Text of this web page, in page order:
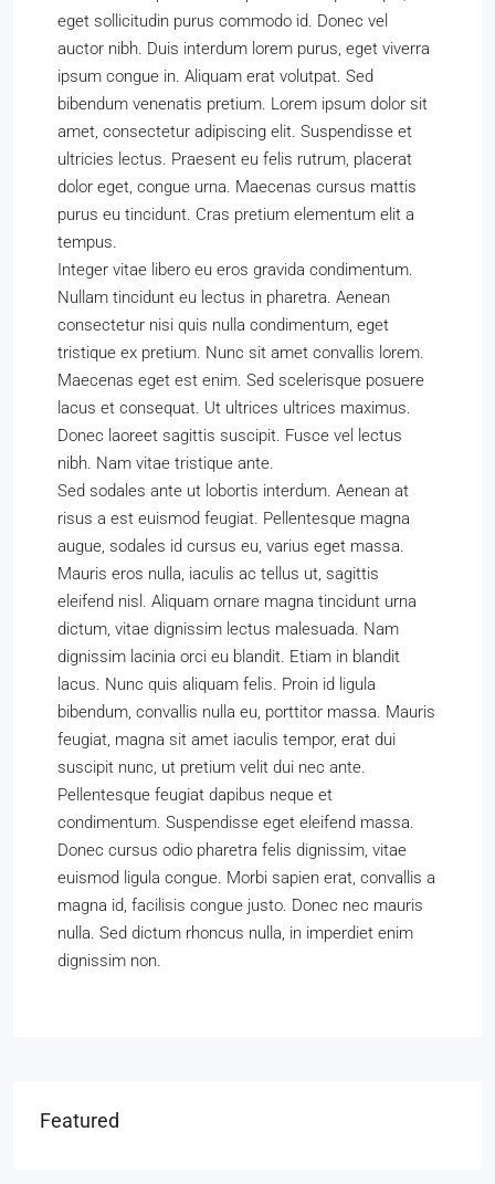
eget sollicitudin purus commodo id. Donec vel
auctor nibh. Duis interdum lorem purus, eget viverra
ipsum congue in. Aliquam erat volutpat. Sed
bibendum venenatis pretium. Lorem ipsum dolor sit
amet, consectetur adipiscing elit. Suspendisse et
ultricies lectus. Praesent eu felis rutrum, placerat
dolor eget, congue urna. Maecenas cursus mattis
purus eu tincidunt. Cras pretium elementum elit a
tempus.
Integer vitae libero eu eros gravida condimentum.
Nullam tincidunt eu lectus in pharetra. Aenean
consectetur nisi quis nulla condimentum, eget
tristique ex pretium. Nunc sit amet convallis lorem.
Maecenas eget est enim. Sed scelerisque posuere
lacus et consequat. Ut ultrices ultrices maximus.
Donec laoreet sagittis suscipit. Fusce vel lectus
nibh. Nam vitae tristique ante.
Sed sodales ante ut lobortis interdum. Aenean at
risus a est euismod feugiat. Pellentesque magna
augue, sodales id cursus eu, varius eget massa.
Mauris eros nulla, iaculis ac tellus ut, sagittis
eleifend nisl. Aliquam ornare magna tincidunt urna
dictum, vitae dignissim lectus malesuada. Nam
dignissim lacinia orci eu blandit. Etiam in blandit
lacus. Nunc quis aliquam felis. Proin id ligula
bibendum, convallis nulla eu, porttitor massa. Mauris
feugiat, magna sit amet iaculis tempor, erat dui
suscipit nunc, ut pretium velit dui nec ante.
Pellentesque feugiat dapibus neque et
condimentum. Suspendisse eget eleifend massa.
Donec cursus odio pharetra felis dignissim, vitae
euismod ligula congue. Morbi sapien erat, convallis a
magna id, facilisis congue justo. Donec nec mauris
nulla. Sed dictum rhoncus nulla, in imperdiet enim
dignissim non.
Featured